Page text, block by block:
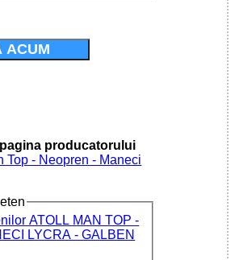
ACUM
producatorului
Top - Neopren - Maneci